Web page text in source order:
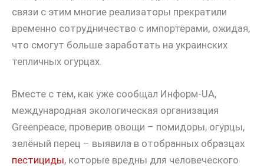
связи с этим многие реализаторы прекратили
временно сотрудничество с импортёрами, ожидая,
что смогут больше заработать на украинских
тепличных огурцах.
Вместе с тем, как уже сообщал Информ-UA,
международная экологическая организация
Greenpeace, проверив овощи – помидоры, огурцы,
зелёный перец – выявила в отобранных образцах
пестициды, которые вредны для человеческого